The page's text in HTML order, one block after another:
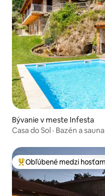
Bývanie v meste Infesta
Casa do Sol · Bazén a
Najobľúbenejšie medzi
Obľúbené medzi